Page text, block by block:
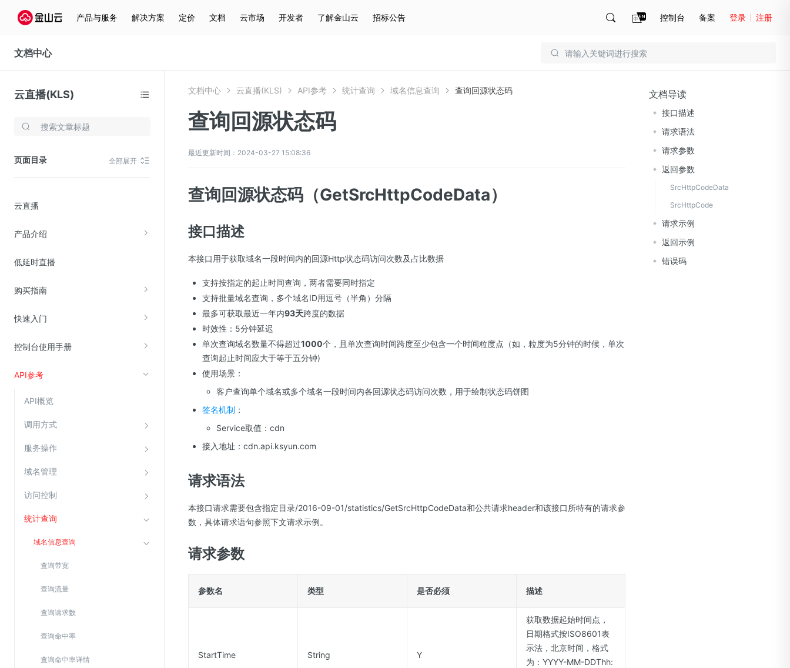
产品与服务 解决方案 定价 文档 云市场 开发者 了解金山云 招标公告 控制台 备案 登录 注册
文档中心
云直播(KLS)
页面目录 全部展开
云直播
产品介绍
低延时直播
购买指南
快速入门
控制台使用手册
API参考
API概览
调用方式
服务操作
域名管理
访问控制
统计查询
域名信息查询
查询带宽
查询流量
查询请求数
查询命中率
查询命中率详情
存储与云分发
云硬盘(EBS)
在线迁移服务
视频云服务
云直播(KLS)
边缘节点计算
云安全
金山云云防火墙
大模型应用防火墙
DDoS原生高防
主机安全
云安全中心
应急响应
合规性
资质认证
文档中心 云直播(KLS) API参考 统计查询 域名信息查询 查询回源状态码
查询回源状态码
最近更新时间：2024-03-27 15:08:36
查询回源状态码（GetSrcHttpCodeData）
接口描述
本接口用于获取域名一段时间内的回源Http状态码访问次数及占比数据
支持按指定的起止时间查询，两者需要同时指定
支持批量域名查询，多个域名ID用逗号（半角）分隔
最多可获取最近一年内93天跨度的数据
时效性：5分钟延迟
单次查询域名数量不得超过1000个，且单次查询时间跨度至少包含一个时间粒度点（如，粒度为5分钟的时候，单次
查询起止时间应大于等于五分钟)
使用场景：
客户查询单个域名或多个域名一段时间内各回源状态码访问次数，用于绘制状态码饼图
签名机制 ：
Service取值：cdn
接入地址：cdn.api.ksyun.com︎
请求语法
本接口请求需要包含指定目录/2016-09-01/statistics/GetSrcHttpCodeData和公共请求header和该接口所特有的请求参
数，具体请求语句参照下文请求示例。
请求参数
参数名 类型 是否必须 描述
StartTime String Y
获取数据起始时间点，
日期格式按ISO8601表
示法，北京时间，格式
为：YYYY-MM-DDThh:
文档导读
接口描述
请求语法
请求参数
返回参数
SrcHttpCodeData
SrcHttpCode
请求示例
返回示例
错误码